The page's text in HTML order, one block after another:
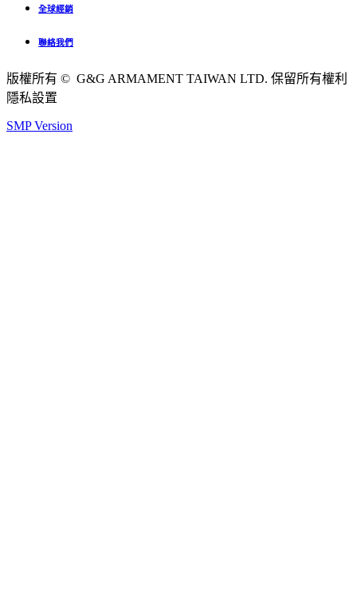
全球經銷
聯絡我們
版權所有 © G&G ARMAMENT TAIWAN LTD. 保留所有權利
隱私設置
SMP Version